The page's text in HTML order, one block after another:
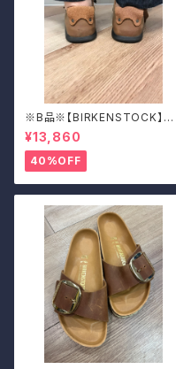
※B品※【BIRKENSTOCK】Mo
ntana/CUOIO 37
¥13,860
40%OFF